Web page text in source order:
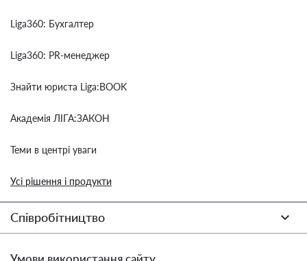
Liga360: Бухгалтер
Liga360: PR-менеджер
Знайти юриста Liga:BOOK
Академія ЛІГА:ЗАКОН
Теми в центрі уваги
Усі рішення і продукти
Співробітництво